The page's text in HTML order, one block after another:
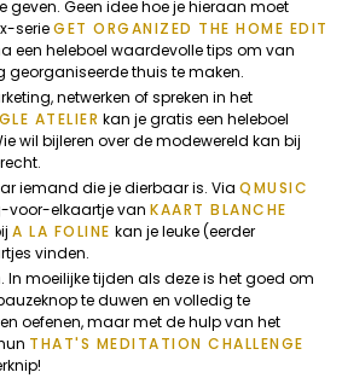
geven. Geen idee hoe je hieraan moet
serieGET ORGANIZED THE HOME EDIT
een heleboel waardevolle tips om van
georganiseerde thuis te maken.
netwerken of spreken in het
ATELIER kan je gratis een heleboel
wil bijleren over de modewereld kan bij
iemand die je dierbaar is. ViaQMUSIC
voor-elkaartje vanKAART BLANCHE
A LA FOLINE kan je leuke (eerder
vinden.
. In moeilijke tijden als deze is het goed om
te duwen en volledig te
oefenen, maar met de hulp van het
THAT'S MEDITATION CHALLENGE